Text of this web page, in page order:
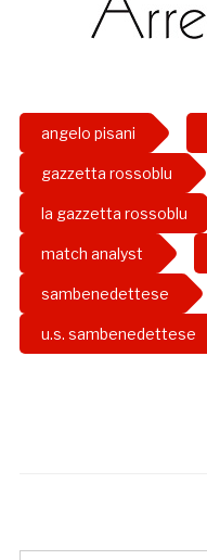
angelo pisani
gazzetta rossoblu
la gazzetta rossoblu
match analyst
sambenedettese
u.s. sambenedettese